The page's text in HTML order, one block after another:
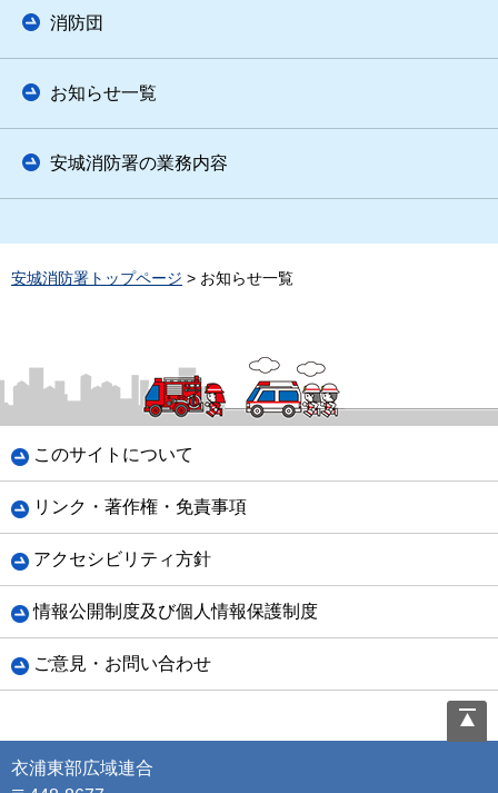
消防団
お知らせ一覧
安城消防署の業務内容
安城消防署トップページ > お知らせ一覧
このサイトについて
リンク・著作権・免責事項
アクセシビリティ方針
情報公開制度及び個人情報保護制度
ご意見・お問い合わせ
衣浦東部広域連合